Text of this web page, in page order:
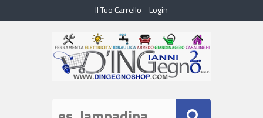
Il Tuo Carrello Login